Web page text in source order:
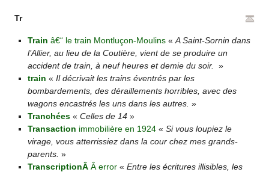
Tr
Train â€“ le train Montluçon-Moulins« A Saint-Sornin dans
l’Allier, au lieu de la Coutière, vient de se produire un
accident de train, à neuf heures et demie du soir.
»
train « Il décrivait les trains éventrés par les
bombardements, des déraillements horribles, avec des
wagons encastrés les uns dans les autres. »
Tranchées« Celles de 14»
Transaction immobilière en 1924« Si vous loupiez le
virage, vous atterrissiez dans la cour chez mes grands-
parents. »
TranscriptionÂ Â error« Entre les écritures illisibles, les